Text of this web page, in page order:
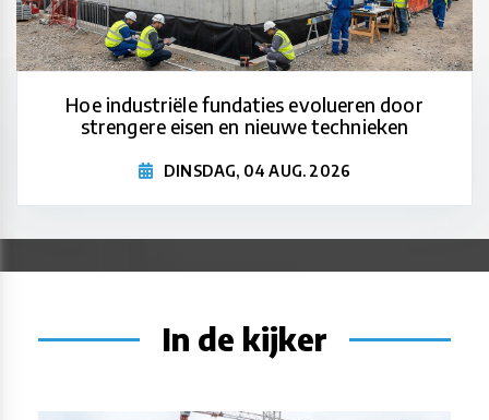
Hoe industriële fundaties evolueren door
strengere eisen en nieuwe technieken
DINSDAG, 04 AUG. 2026
In de kijker